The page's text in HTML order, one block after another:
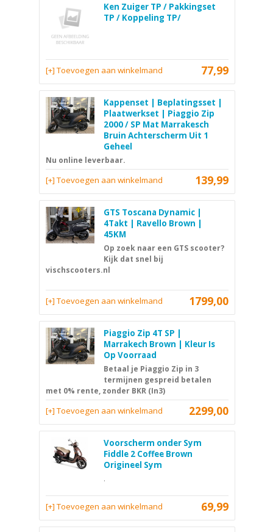
Ken Zuiger TP / Pakkingset
TP / Koppeling TP/
77,99
[+] Toevoegen aan winkelmand
Kappenset | Beplatingsset |
Plaatwerkset | Piaggio Zip
2000 / SP Mat Marrakesch
Bruin Achterscherm Uit 1
Geheel
Nu online leverbaar.
139,99
[+] Toevoegen aan winkelmand
GTS Toscana Dynamic |
4Takt | Ravello Brown |
45KM
Op zoek naar een GTS scooter?
Kijk dat snel bij
vischscooters.nl
1799,00
[+] Toevoegen aan winkelmand
Piaggio Zip 4T SP |
Marrakech Brown | Kleur Is
Op Voorraad
Betaal je Piaggio Zip in 3
termijnen gespreid betalen
met 0% rente, zonder BKR (In3)
2299,00
[+] Toevoegen aan winkelmand
Voorscherm onder Sym
Fiddle 2 Coffee Brown
Origineel Sym
.
69,99
[+] Toevoegen aan winkelmand